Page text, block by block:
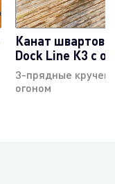
Канат
Dock Line К3 с
3-прядные
огоном